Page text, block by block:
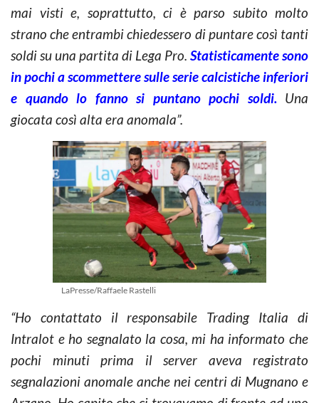
mai visti e, soprattutto, ci è parso subito molto
strano che entrambi chiedessero di puntare così tanti
soldi su una partita di Lega Pro. Statisticamente sono
in pochi a scommettere sulle serie calcistiche inferiori
e quando lo fanno si puntano pochi soldi.Una
giocata così alta era anomala”.
LaPresse/Raffaele Rastelli
“Ho contattato il responsabile Trading Italia di
Intralot e ho segnalato la cosa, mi ha informato che
pochi minuti prima il server aveva registrato
segnalazioni anomale anche nei centri di Mugnano e